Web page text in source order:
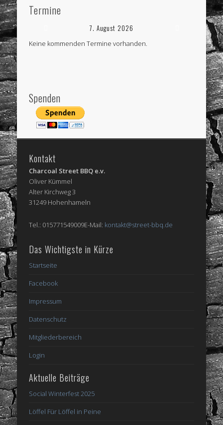
Termine
7. August 2026
Keine kommenden Termine vorhanden.
Spenden
Kontakt
Charcoal Street BBQ e.v.
Oliver Kümmel
Alter Kirchweg 3
31249 Hohenhameln
Tel.: 015771549009E-Mail: kontakt@street-bbq.de
Das Wichtigste in Kürze
Startseite
Facebook
Impressum
Datenschutz
Mitgliederbereich
Login
Aktuelle Beiträge
Social Winterfest 2025
Löffel Für Löffel in Peine